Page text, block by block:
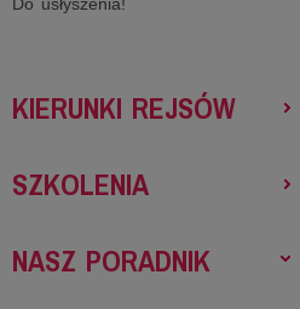
KIERUNKI REJSÓW
SZKOLENIA
NASZ PORADNIK